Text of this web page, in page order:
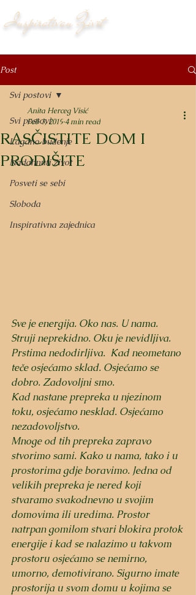
Inspirativan Život
Post
Svi postovi
Lagano buđenje
Nadahnuti život
Posveti se sebi
Sloboda
Inspirativna zajednica
Svi postovi
RASČISTITE DOM I
PRODIŠITE
Anita Herceg Visić
Feb 3, 2019 4 min read
Sve je energija. Oko nas. U nama.
Struji neprekidno. Oku je nevidljiva.
Prstima nedodirljiva.  Kad neometano
teče osjećamo sklad. Osjećamo se
dobro. Zadovoljni smo.
Kad nastane prepreka u njezinom
toku, osjećamo nesklad. Osjećamo
nezadovoljstvo.
Mnoge od tih prepreka zapravo
stvorimo sami. Kako u nama, tako i u
prostorima gdje boravimo. Jedna od
velikih prepreka je nered koji
stvaramo svakodnevno u svojim
domovima ili uredima. Prostor
natrpan gomilom stvari blokira protok
energije i kad se nalazimo u takvom
prostoru osjećamo se nemirno,
umorno, demotivirano. Sigurno imate
prostorija u svom domu u kojima se